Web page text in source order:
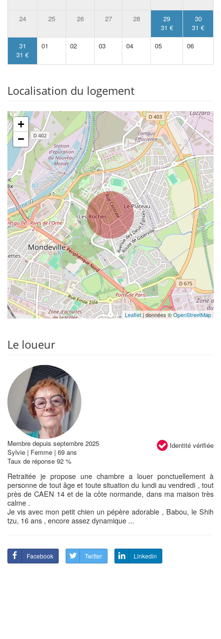
24 25 26 27 28
29
31 €
30
31 €
31
31 €
01 02 03 04 05 06
Localisation du logement
+
−
Leaflet| données ©OpenStreetMap
Le loueur
Identité vérifiée
Membre depuis septembre 2025
Sylvie | Femme | 69 ans
Taux de réponse 92 %
Retraitée je propose une chambre a louer ponctuellement à
personne de tout âge et toute situation du lundi au vendredi , tout
près de CAEN 14 et de la côte normande, dans ma maison très
calme .
Je vis avec mon petit chien un pépère adorable , Babou, le Shih
tzu, 16 ans , encore assez dynamique ...
Facebook Twitter Linkedin